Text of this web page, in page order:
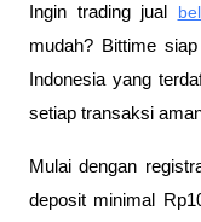
Ingin trading jual
mudah? Bittime
Indonesia yang
setiap transaksi
Mulai dengan
deposit minimal